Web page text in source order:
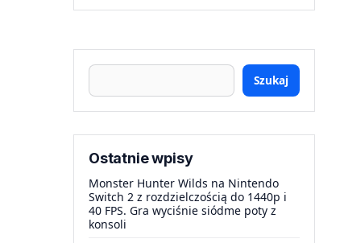
Szukaj
Ostatnie wpisy
Monster Hunter Wilds na Nintendo
Switch 2 z rozdzielczością do 1440p i
40 FPS. Gra wyciśnie siódme poty z
konsoli